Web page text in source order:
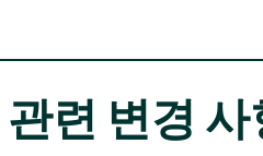
관련 변경 사